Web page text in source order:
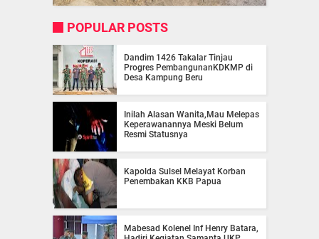
POPULAR POSTS
Dandim 1426 Takalar Tinjau
Progres PembangunanKDKMP di
Desa Kampung Beru
Inilah Alasan Wanita,Mau Melepas
Keperawanannya Meski Belum
Resmi Statusnya
Kapolda Sulsel Melayat Korban
Penembakan KKB Papua
Mabesad Kolenel Inf Henry Batara,